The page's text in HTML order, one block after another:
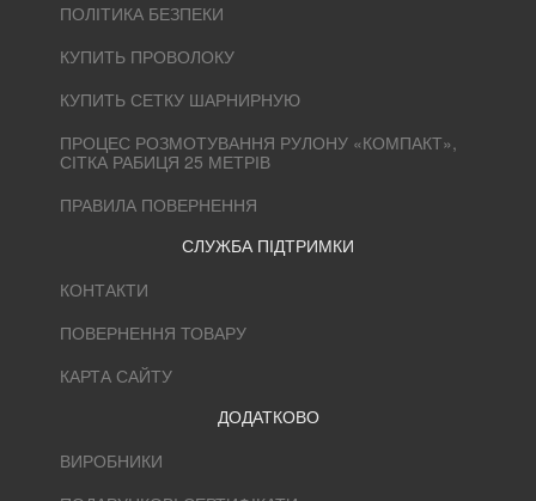
ПОЛІТИКА БЕЗПЕКИ
КУПИТЬ ПРОВОЛОКУ
КУПИТЬ СЕТКУ ШАРНИРНУЮ
ПРОЦЕС РОЗМОТУВАННЯ РУЛОНУ «КОМПАКТ»,
СІТКА РАБИЦЯ 25 МЕТРІВ
ПРАВИЛА ПОВЕРНЕННЯ
СЛУЖБА ПІДТРИМКИ
КОНТАКТИ
ПОВЕРНЕННЯ ТОВАРУ
КАРТА САЙТУ
ДОДАТКОВО
ВИРОБНИКИ